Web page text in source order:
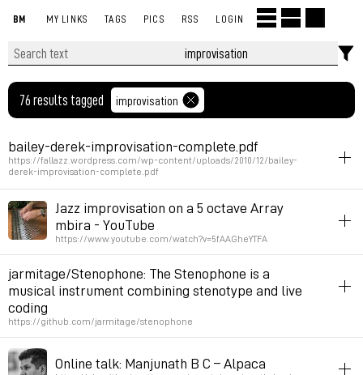
BM MY LINKS TAGS PICS RSS LOGIN
76 results tagged improvisation
bailey-derek-improvisation-complete.pdf
https://fallazz.wordpress.com/wp-content/uploads/2010/12/bailey-
derek-improvisation-complete.pdf
improvisation book
Permalink
Jazz improvisation on a 5 octave Array
mbira - YouTube
https://www.youtube.com/watch?v=5fAAGheYTFA
instrument-making listening improvisation
Permalink 2023年4月5日 GMT+2 10:10:55
jarmitage/Stenophone: The Stenophone is a
musical instrument combining stenotype and live
coding
https://github.com/jarmitage/stenophone
keyboard
Online talk: Manjunath B C – Alpaca